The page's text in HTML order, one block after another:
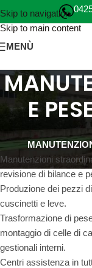
Skip to navigation
Skip to main content
MENÙ
E
Manutenzioni
revisione di bilance e
Produzione dei pezzi
cuscinetti e leve.
Trasformazione di
montaggio di celle di
gestionali interni.
Centri assistenza in